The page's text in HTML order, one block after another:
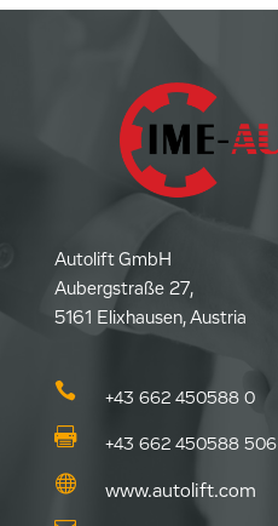
Autolift GmbH
Aubergstraße 27,
5161 Elixhausen, Austria
 +43 662 450588 0
 +43 662 450588 506
 www.autolift.com